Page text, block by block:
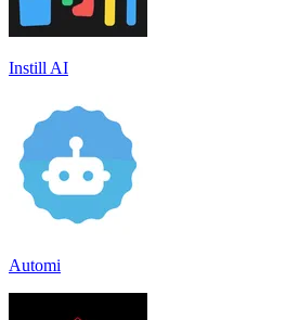
Instill AI
Automi